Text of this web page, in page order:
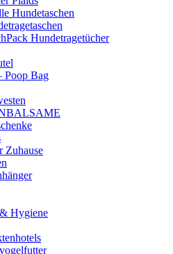
Hundetaschen
Hundetragetücher
Poop Bag
Zuhause
Hygiene